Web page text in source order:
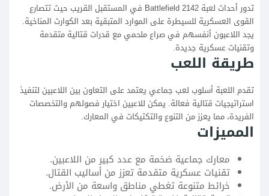
تدور أحداث لعبة Battlefield 2142 في المستقبل القريب حيث تتصارع
القوى العسكرية للسيطرة على الموارد المتبقية بعد الكوارث المناخية.
يجد اللاعبون أنفسهم في صراع ملحمي مع قدرات قتالية متقدمة
وتقنيات عسكرية جديدة.
طريقة اللعب
تقدم اللعبة أسلوب لعب جماعي يعتمد على التعاون بين اللاعبين لتنفيذ
استراتيجيات قتالية فعالة. يمكن للاعبين اختيار فصولهم والتخصصات
الفريدة، مما يعزز من التنوع والتكتيكات في المعارك.
المميزات
معارك جماعية ضخمة مع عدد كبير من اللاعبين.
تقنيات عسكرية متقدمة تعزز من أساليب القتال.
خرائط متنوعة تغطي مناطق واسعة من الأرض.